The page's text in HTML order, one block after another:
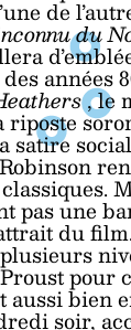
de
du
des années
, le
riposte
satire
pas une
du
pour
aussi bien
soir,